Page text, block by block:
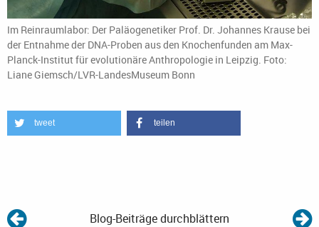
Im Reinraumlabor: Der Paläogenetiker Prof. Dr. Johannes Krause bei
der Entnahme der DNA-Proben aus den Knochenfunden am Max-
Planck-Institut für evolutionäre Anthropologie in Leipzig. Foto:
Liane Giemsch/LVR-LandesMuseum Bonn
tweet teilen
Blog-Beiträge durchblättern